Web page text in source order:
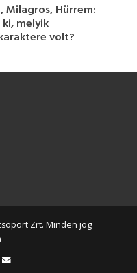
Milagros, Hürrem:
melyik
volt?
Zrt. Minden jog